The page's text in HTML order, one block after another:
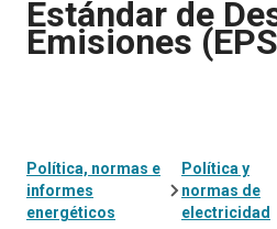
Estándar de
Emisiones
Política, normas e
informes
energéticos
Política y
normas de
electricidad